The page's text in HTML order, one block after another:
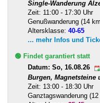
Single-Wanderung
Zeit: 11:00 - 17:30 Uhr
Genußwanderung (14
Altersklasse: 40-65
... mehr Infos und
🟢 Findet garantiert statt
Datum: So, 16.08.26
Burgen, Magnetsteine
Zeit: 13:00 - 18:30 Uhr
Ganztagswanderung